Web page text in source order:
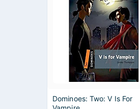
Dominoes: Two: V Is For